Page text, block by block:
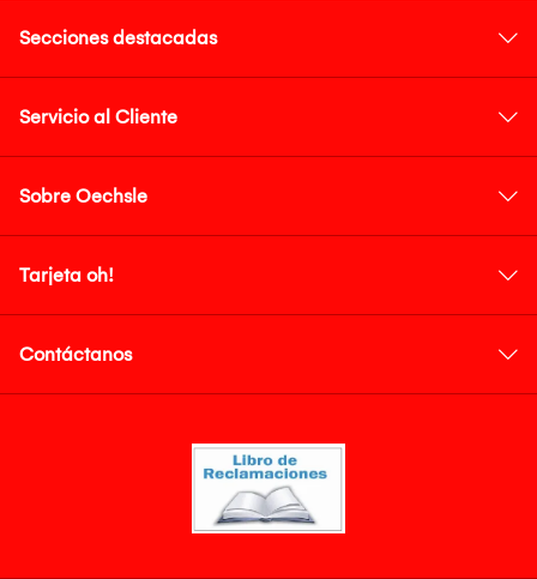
Secciones destacadas
Servicio al Cliente
Sobre Oechsle
Tarjeta oh!
Contáctanos